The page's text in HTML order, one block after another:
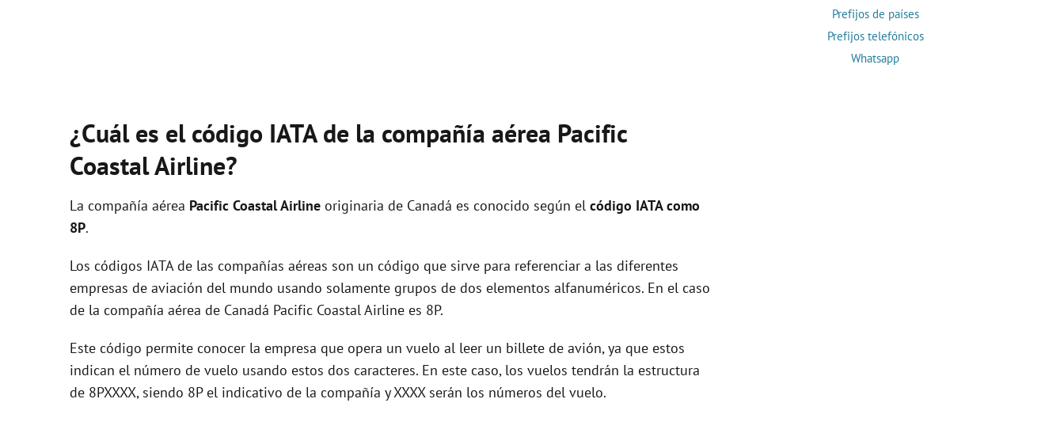
¿Cuál es el código IATA de la compañía aérea Pacific
Coastal Airline?
La compañía aérea Pacific Coastal Airline originaria de Canadá es conocido según el código IATA como
8P.
Los códigos IATA de las compañías aéreas son un código que sirve para referenciar a las diferentes
empresas de aviación del mundo usando solamente grupos de dos elementos alfanuméricos. En el caso
de la compañía aérea de Canadá Pacific Coastal Airline es 8P.
Este código permite conocer la empresa que opera un vuelo al leer un billete de avión, ya que estos
indican el número de vuelo usando estos dos caracteres. En este caso, los vuelos tendrán la estructura
de 8PXXXX, siendo 8P el indicativo de la compañía y XXXX serán los números del vuelo.
Prefijos de países
Prefijos telefónicos
Whatsapp